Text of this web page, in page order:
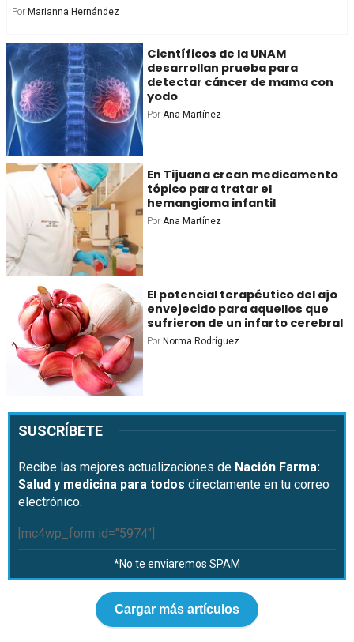
Por Marianna Hernández
Científicos de la UNAM
desarrollan prueba para
detectar cáncer de mama con
yodo
Por Ana Martínez
En Tijuana crean medicamento
tópico para tratar el
hemangioma infantil
Por Ana Martínez
El potencial terapéutico del ajo
envejecido para aquellos que
sufrieron de un infarto cerebral
Por Norma Rodríguez
SUSCRÍBETE
Recibe las mejores actualizaciones de Nación Farma:
Salud y medicina para todos directamente en tu correo
electrónico.
[mc4wp_form id="5974"]
*No te enviaremos SPAM
Cargar más artículos